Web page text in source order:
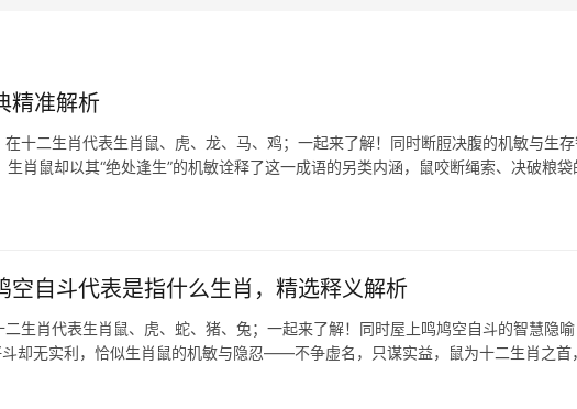
精准解析
十二生肖代表生肖鼠、虎、龙、马、鸡；一起来了解！同时断脰决腹的机敏与生
肖鼠却以其“绝处逢生”的机敏诠释了这一成语的另类内涵，鼠咬断绳索、决破粮袋
空自斗代表是指什么生肖，精选释义解析
生肖代表生肖鼠、虎、蛇、猪、兔；一起来了解！同时屋上鸣鸠空自斗的智慧隐喻
斗却无实利，恰似生肖鼠的机敏与隐忍——不争虚名，只谋实益，鼠为十二生肖之首